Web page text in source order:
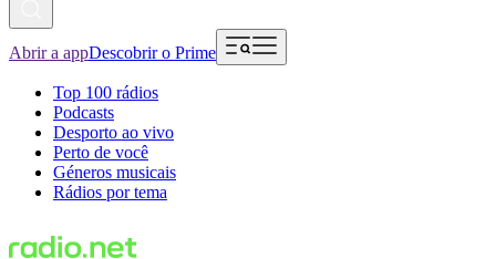
Abrir a appDescobrir o Prime
Top 100 rádios
Podcasts
Desporto ao vivo
Perto de você
Géneros musicais
Rádios por tema